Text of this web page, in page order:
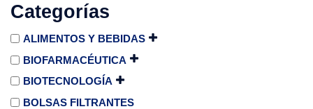
Categorías
ALIMENTOS Y BEBIDAS
BIOFARMACÉUTICA
BIOTECNOLOGÍA
BOLSAS FILTRANTES